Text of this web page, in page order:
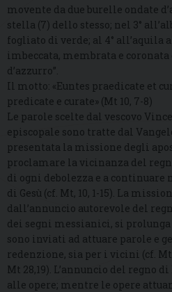
movente da due burelle ondate
stella (7) dello stesso; nel 3°
fogliato di verde; al 4° all’aquila
imbeccata, membrata e coronata
d’azzurro”.
Il motto: «Euntes praedicate et
predicate e curate» (Mt 10, 7-8)
Le parole scelte dal vescovo
episcopale sono tratte dal
presentata la missione degli
proclamare la vicinanza del
di ogni debolezza e a
di Gesù (cf. Mt, 10, 1-15). La
dall’annuncio autorevole del
dei segni messianici, si
sono inviati ad attuare parole e
redenzione, sia per i vicini (cf.
Mt 28,19). L’annuncio del regno
alle opere; mentre le opere